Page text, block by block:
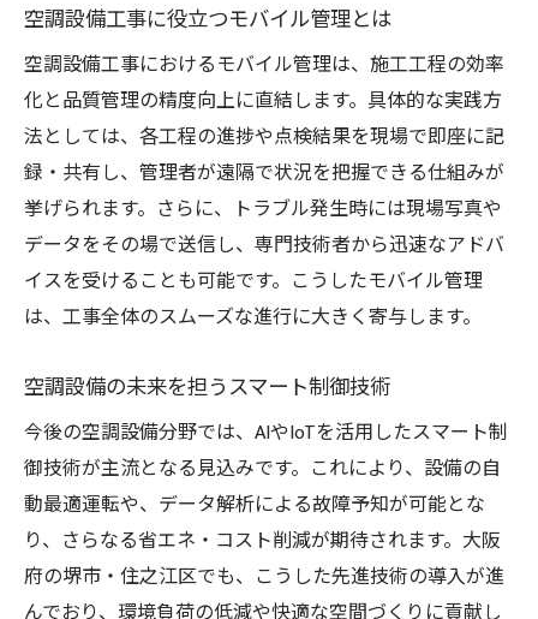
空調設備選びで後悔しないための注意点
省エネとコスト削減を両立する空調設備の秘訣
空調設備の省エネ実現に必要な技術とは
空調設備会社が提案するコスト削減策
サブコンが実践する省エネノウハウの紹介
空調設備工事でコストパフォーマンス向上
空調設備の補助金活用で経費負担を軽減
空調設備選びで得られるトータルメリット
す
空調設備会社で働く魅力とキャリア形成
空調設備求人の選び方と注目ポイント
大阪サブコン求人で身につく専門スキル
空調設備工事現場で求められる人材像
空調設備分野でキャリアアップする方法
空調設備工事に役立つモバイル管理とは
空調設備工事におけるモバイル管理は、施工工程の効率
化と品質管理の精度向上に直結します。具体的な実践方
法としては、各工程の進捗や点検結果を現場で即座に記
録・共有し、管理者が遠隔で状況を把握できる仕組みが
挙げられます。さらに、トラブル発生時には現場写真や
データをその場で送信し、専門技術者から迅速なアドバ
イスを受けることも可能です。こうしたモバイル管理
は、工事全体のスムーズな進行に大きく寄与します。
空調設備の未来を担うスマート制御技術
今後の空調設備分野では、AIやIoTを活用したスマート制
御技術が主流となる見込みです。これにより、設備の自
動最適運転や、データ解析による故障予知が可能とな
り、さらなる省エネ・コスト削減が期待されます。大阪
府の堺市・住之江区でも、こうした先進技術の導入が進